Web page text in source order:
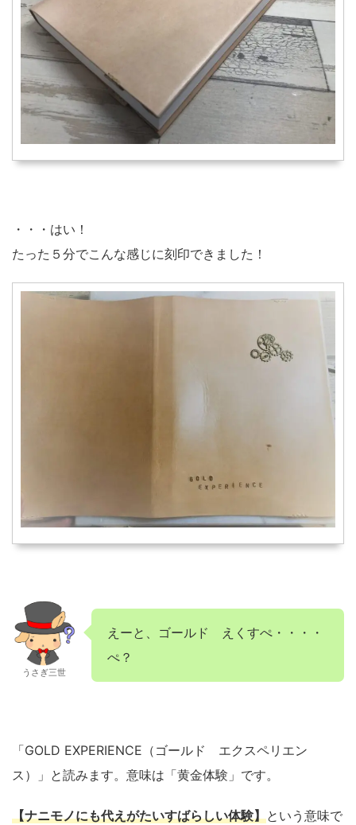
・・・はい！
たった５分でこんな感じに刻印できました！
うさぎ三世
えーと、ゴールド えくすぺ・・・・
ぺ？
「GOLD EXPERIENCE（ゴールド エクスペリエン
ス）」と読みます。意味は「黄金体験」です。
【ナニモノにも代えがたいすばらしい体験】という意味で